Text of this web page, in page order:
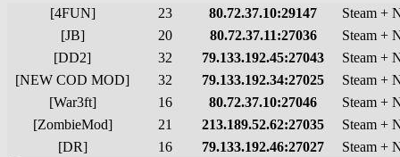
[4FUN]
23 80.72.37.10:29147
Steam +
[JB]
20 80.72.37.11:27036
Steam +
[DD2]
32 79.133.192.45:27043
Steam +
[NEW COD MOD]
32 79.133.192.34:27025
Steam +
[War3ft]
16 80.72.37.10:27046
Steam +
[ZombieMod]
21 213.189.52.62:27035
Steam +
[DR]
16 79.133.192.46:27027 Steam +